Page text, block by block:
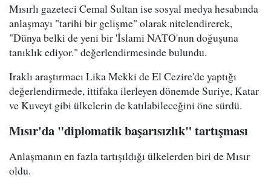
Mısırlı gazeteci Cemal Sultan ise sosyal medya hesabında
anlaşmayı "tarihi bir gelişme" olarak nitelendirerek,
"Dünya belki de yeni bir 'İslami NATO'nun doğuşuna
tanıklık ediyor." değerlendirmesinde bulundu.
Iraklı araştırmacı Lika Mekki de El Cezire'de yaptığı
değerlendirmede, ittifaka ilerleyen dönemde Suriye, Katar
ve Kuveyt gibi ülkelerin de katılabileceğini öne sürdü.
Mısır'da "diplomatik başarısızlık" tartışması
Anlaşmanın en fazla tartışıldığı ülkelerden biri de Mısır
oldu.